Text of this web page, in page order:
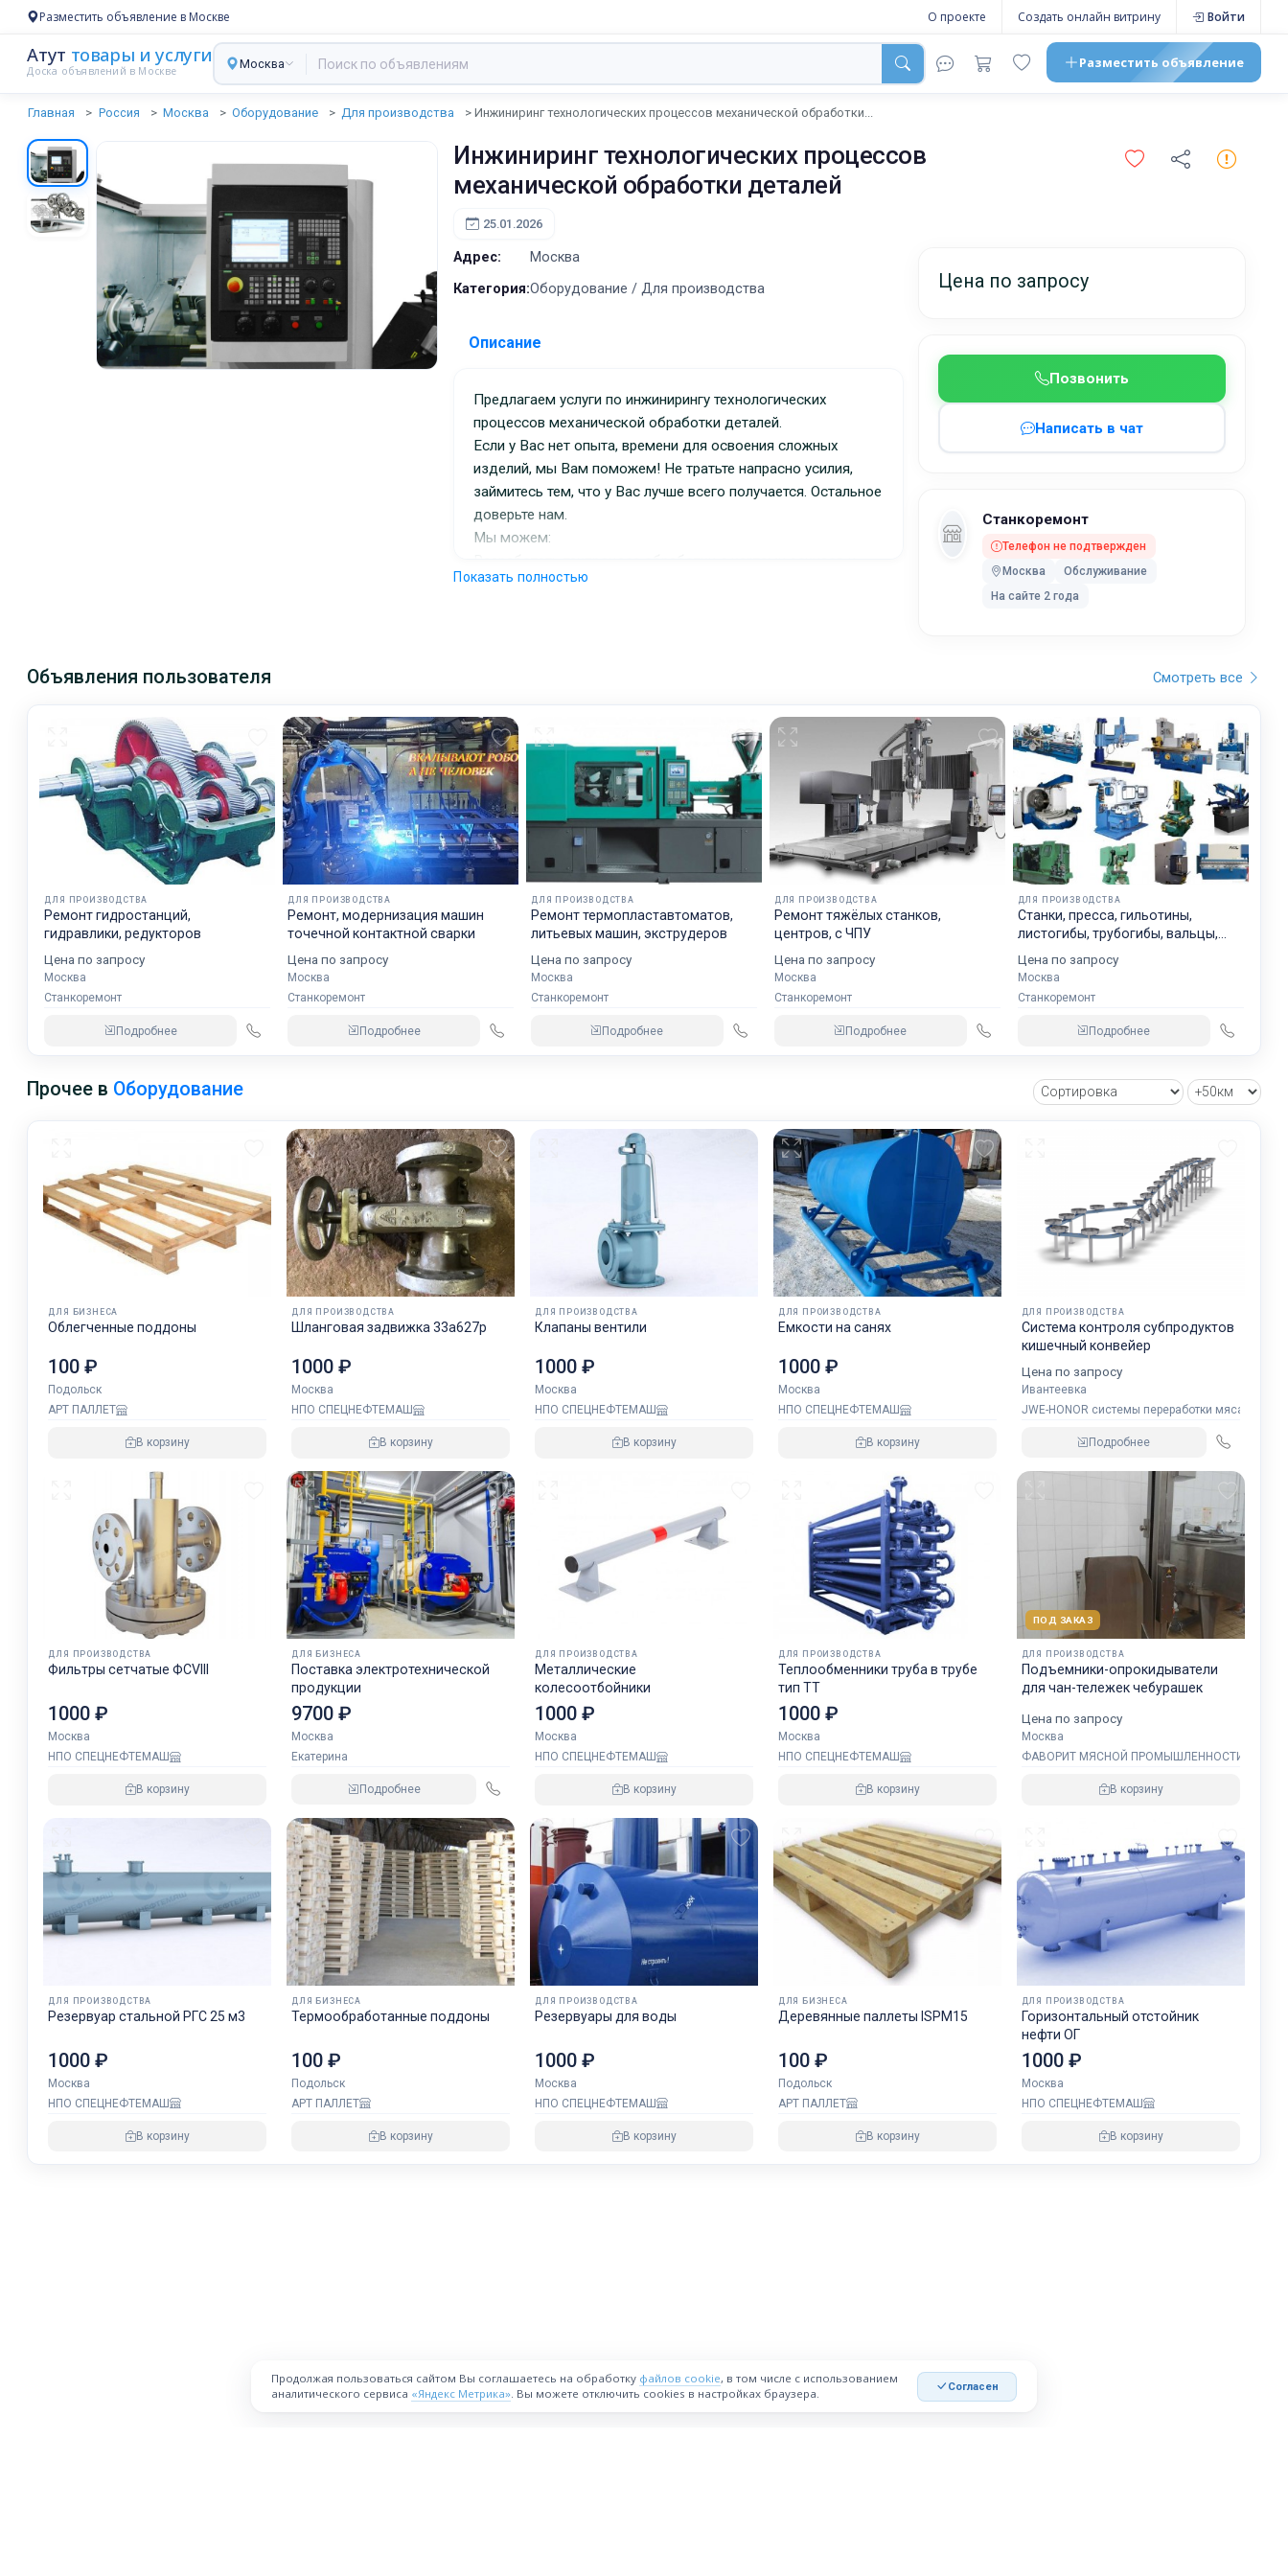
Разместить объявление в Москве О проекте Создать онлайн витрину Войти
Атут товары и услуги
Доска объявлений в Москве
Москва Разместить объявление
Главная Россия Москва Оборудование Для производства Инжиниринг технологических процессов механической обработки...
Инжиниринг технологических процессов
механической обработки деталей
25.01.2026
Цена по запросу
Позвонить
Написать в чат
Станкоремонт
Телефон не подтвержден
Москва
Обслуживание
На сайте 2 года
Адрес:
Москва
Категория:Оборудование / Для производства
Описание
Предлагаем услуги по инжинирингу технологических
процессов механической обработки деталей.
Если у Вас нет опыта, времени для освоения сложных
изделий, мы Вам поможем! Не тратьте напрасно усилия,
займитесь тем, что у Вас лучше всего получается. Остальное
доверьте нам.
Мы можем:
рабочими инструкциями
станки с ЧПУ (Fanuc, NC-210/110, Siemens, НЦ-31 и т.д.), в
том числе с использованием ПО NX (Unigraphics).
Вы получите:
Освоение продукта точно в срок и прогнозируемой
экономикой
Работу команды высококлассных инженеров-технологов и
наладчиков станков с ЧПУ
Ключевые слова:
Инжиниринг, технологических, процессов, механической,
обработки, деталей
Показать полностью
Объявления пользователя Смотреть все
ДЛЯ ПРОИЗВОДСТВА
Ремонт гидростанций,
гидравлики, редукторов
Цена по запросу
Москва
Станкоремонт
Подробнее
ДЛЯ ПРОИЗВОДСТВА
Ремонт, модернизация машин
точечной контактной сварки
Цена по запросу
Москва
Станкоремонт
Подробнее
ДЛЯ ПРОИЗВОДСТВА
Ремонт термопластавтоматов,
литьевых машин, экструдеров
Цена по запросу
Москва
Станкоремонт
Подробнее
ДЛЯ ПРОИЗВОДСТВА
Ремонт тяжёлых станков,
центров, с ЧПУ
Цена по запросу
Москва
Станкоремонт
Подробнее
ДЛЯ ПРОИЗВОДСТВА
Станки, пресса, гильотины,
листогибы, трубогибы, вальцы,
Цена по запросу
Москва
Станкоремонт
Подробнее
Прочее в Оборудование
ДЛЯ БИЗНЕСА
Облегченные поддоны
100 ₽
Подольск
АРТ ПАЛЛЕТ
В корзину
ДЛЯ ПРОИЗВОДСТВА
Шланговая задвижка 33а627р
1000 ₽
Москва
НПО СПЕЦНЕФТЕМАШ
В корзину
ДЛЯ ПРОИЗВОДСТВА
Клапаны вентили
1000 ₽
Москва
НПО СПЕЦНЕФТЕМАШ
В корзину
ДЛЯ ПРОИЗВОДСТВА
Емкости на санях
1000 ₽
Москва
НПО СПЕЦНЕФТЕМАШ
В корзину
ДЛЯ ПРОИЗВОДСТВА
Система контроля субпродуктов
кишечный конвейер
Цена по запросу
Ивантеевка
JWE-HONOR системы переработки мяса
Подробнее
ДЛЯ ПРОИЗВОДСТВА
Фильтры сетчатые ФСVIII
1000 ₽
Москва
НПО СПЕЦНЕФТЕМАШ
В корзину
ДЛЯ БИЗНЕСА
Поставка электротехнической
продукции
9700 ₽
Москва
Екатерина
Подробнее
ДЛЯ ПРОИЗВОДСТВА
Металлические
колесоотбойники
1000 ₽
Москва
НПО СПЕЦНЕФТЕМАШ
В корзину
ДЛЯ ПРОИЗВОДСТВА
Теплообменники труба в трубе
тип ТТ
1000 ₽
Москва
НПО СПЕЦНЕФТЕМАШ
В корзину
ПОД ЗАКАЗ
ДЛЯ ПРОИЗВОДСТВА
Подъемники-опрокидыватели
для чан-тележек чебурашек
Цена по запросу
Москва
ФАВОРИТ МЯСНОЙ ПРОМЫШЛЕННОСТИ
В корзину
ДЛЯ ПРОИЗВОДСТВА
Резервуар стальной РГС 25 м3
1000 ₽
Москва
НПО СПЕЦНЕФТЕМАШ
В корзину
ДЛЯ БИЗНЕСА
Термообработанные поддоны
100 ₽
Подольск
АРТ ПАЛЛЕТ
В корзину
ДЛЯ ПРОИЗВОДСТВА
Резервуары для воды
1000 ₽
Москва
НПО СПЕЦНЕФТЕМАШ
В корзину
ДЛЯ БИЗНЕСА
Деревянные паллеты ISPM15
100 ₽
Подольск
АРТ ПАЛЛЕТ
В корзину
ДЛЯ ПРОИЗВОДСТВА
Горизонтальный отстойник
нефти ОГ
1000 ₽
Москва
НПО СПЕЦНЕФТЕМАШ
В корзину
Продолжая пользоваться сайтом Вы соглашаетесь на обработку файлов cookie, в том числе с использованием
аналитического сервиса «Яндекс Метрика». Вы можете отключить cookies в настройках браузера. Согласен